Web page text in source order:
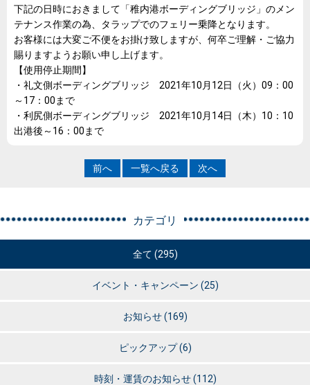
下記の日時におきまして「稚内港ボーディングブリッジ」のメン
テナンス作業の為、タラップでのフェリー乗降となります。
お客様には大変ご不便をお掛け致しますが、何卒ご理解・ご協力
賜りますようお願い申し上げます。
【使用停止期間】
・礼文側ボーディングブリッジ 2021年10月12日（火）09：00
～17：00まで
・利尻側ボーディングブリッジ 2021年10月14日（木）10：10
出港後～16：00まで
前へ 一覧へ戻る 次へ
カテゴリ
全て (295)
イベント・キャンペーン (25)
お知らせ(169)
ピックアップ(6)
時刻・運賃のお知らせ(112)